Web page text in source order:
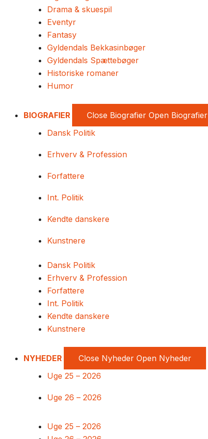
Drama & skuespil
Eventyr
Fantasy
Gyldendals Bekkasinbøger
Gyldendals Spættebøger
Historiske romaner
Humor
BIOGRAFIER Close Biografier Open Biografier
Dansk Politik
Erhverv & Profession
Forfattere
Int. Politik
Kendte danskere
Kunstnere
Dansk Politik
Erhverv & Profession
Forfattere
Int. Politik
Kendte danskere
Kunstnere
NYHEDER Close Nyheder Open Nyheder
Uge 25 – 2026
Uge 26 – 2026
Uge 25 – 2026